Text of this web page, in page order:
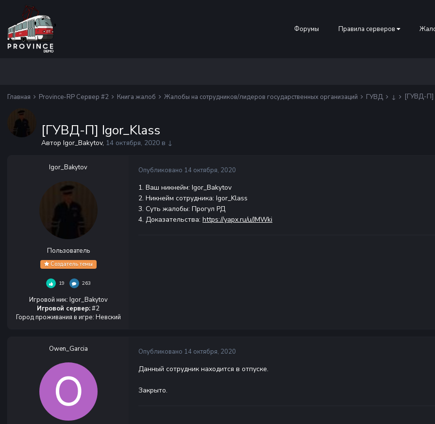
Форумы Правила серверов
Главная Province-RP Сервер #2 Книга жалоб Жалобы на сотрудников/лидеров государственных организаций ГУВД ↓ [ГУВД-П]
[ГУВД-П] Igor_Klass
Автор Igor_Bakytov, 14 октября, 2020 в ↓
Igor_Bakytov
Пользователь
Создатель темы
19 263
Игровой ник: Igor_Bakytov
Игровой сервер:#2
Город проживания в игре: Невский
Опубликовано 14 октября, 2020
1. Ваш никнейм: Igor_Bakytov
2. Никнейм сотрудника: Igor_Klass
3. Суть жалобы: Прогул РД
4. Доказательства: https://yapx.ru/u/JMWki
Owen_Garcia Опубликовано 14 октября, 2020
Данный сотрудник находится в отпуске.
Закрыто.